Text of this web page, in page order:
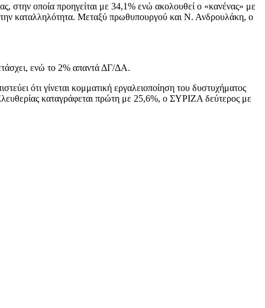
στην οποία προηγείται με 34,1% ενώ ακολουθεί ο «κανένας» με
καταλληλότητα. Μεταξύ πρωθυπουργού και Ν. Ανδρουλάκη, ο
ενώ το 2% απαντά ΔΓ/ΔΑ.
ότι γίνεται κομματική εργαλειοποίηση του δυστυχήματος
καταγράφεται πρώτη με 25,6%, ο ΣΥΡΙΖΑ δεύτερος με